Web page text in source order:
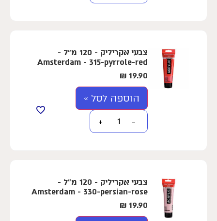
צבעי אקריליק - 120 מ"ל -
Amsterdam - 315-pyrrole-red
19.90
₪
הוספה לסל »
−
+
צבעי אקריליק - 120 מ"ל -
Amsterdam - 330-persian-rose
19.90
₪